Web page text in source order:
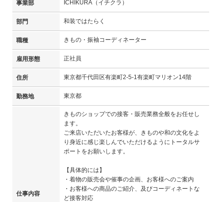
事業部 ICHIKURA（イチクラ）
部門 和装ではたらく
職種 きもの・振袖コーディネーター
雇用形態 正社員
住所 東京都千代田区有楽町2-5-1有楽町マリオン14階
勤務地 東京都
仕事内容
きものショップでの接客・販売業務全般をお任せし
ます。
ご来店いただいたお客様が、きものや和の文化をよ
り身近に感じ楽しんでいただけるようにトータルサ
ポートをお願いします。
【具体的には】
・着物の販売会や催事の企画、お客様へのご案内
・お客様への商品のご紹介、及びコーディネートな
ど接客対応